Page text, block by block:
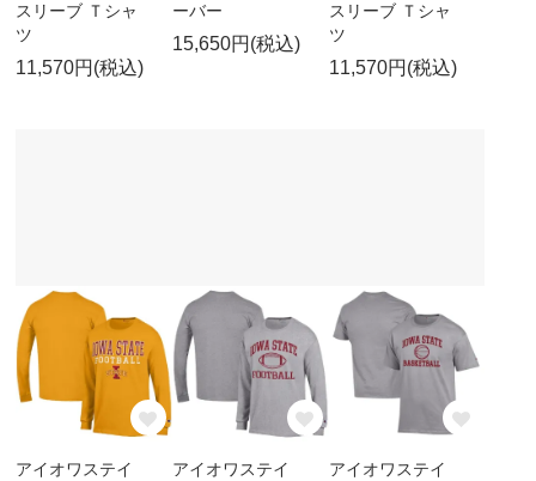
スリーブ Ｔシャ
ツ
11,570円(税込)
ーバー
15,650円(税込)
スリーブ Ｔシャ
ツ
11,570円(税込)
アイオワステイ
アイオワステイ
アイオワステイ